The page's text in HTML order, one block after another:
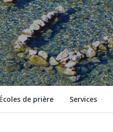
Écoles de prière Services